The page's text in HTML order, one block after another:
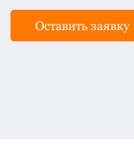
Оставить заявку